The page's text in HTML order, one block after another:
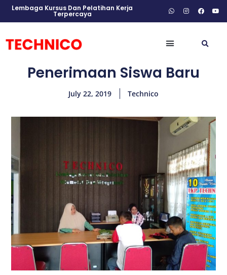
Lembaga Kursus Dan Pelatihan Kerja
Terpercaya
Penerimaan Siswa Baru
July 22, 2019 Technico